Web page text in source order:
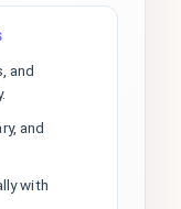
and
and
with